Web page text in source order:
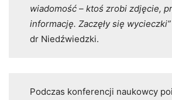
wiadomość – ktoś zrobi zdjęcie,
informację. Zaczęły się wycieczki”
dr Niedźwiedzki.
Podczas konferencji naukowcy